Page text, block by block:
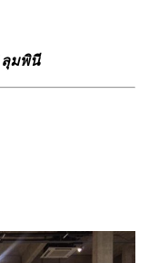
ลุมพินี